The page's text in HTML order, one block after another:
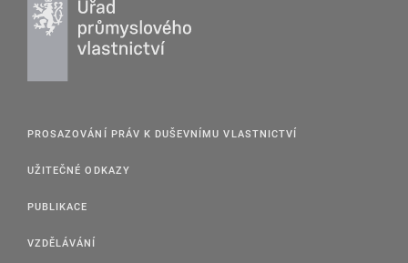
PROSAZOVÁNÍ PRÁV K DUŠEVNÍMU VLASTNICTVÍ
UŽITEČNÉ ODKAZY
PUBLIKACE
VZDĚLÁVÁNÍ